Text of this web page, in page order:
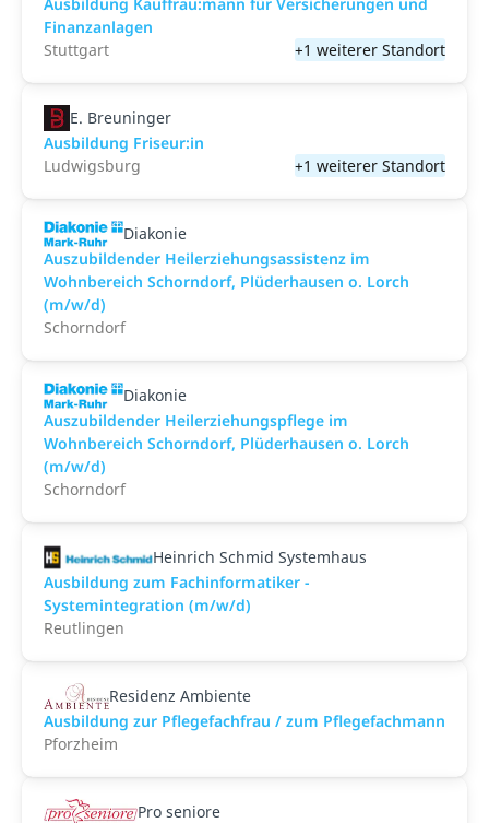
Finanzanlagen
Stuttgart
+1 weiterer Standort
E. Breuninger
Ausbildung Friseur:in
Ludwigsburg
+1 weiterer Standort
Diakonie
Auszubildender Heilerziehungsassistenz im
Wohnbereich Schorndorf, Plüderhausen o. Lorch
(m/w/d)
Schorndorf
Diakonie
Auszubildender Heilerziehungspflege im
Wohnbereich Schorndorf, Plüderhausen o. Lorch
(m/w/d)
Schorndorf
Heinrich Schmid Systemhaus
Ausbildung zum Fachinformatiker -
Systemintegration (m/w/d)
Reutlingen
Residenz Ambiente
Ausbildung zur Pflegefachfrau / zum Pflegefachmann
Pforzheim
Pro seniore